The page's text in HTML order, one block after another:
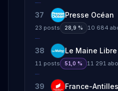
37 Presse Océan
23 posts 28,9 % 10 684
38 Le Maine Libre
11 posts 51,0 % 11 291
39 France-